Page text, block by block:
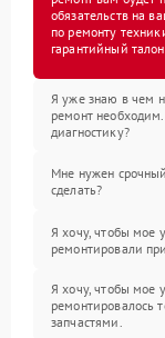
обязательств на
по ремонту
гарантийный
Я уже знаю в чем
ремонт
диагностику?
Мне нужен
сделать?
Я хочу, чтобы мое
ремонтировали
Я хочу, чтобы мое
ремонтировалось
запчастями.